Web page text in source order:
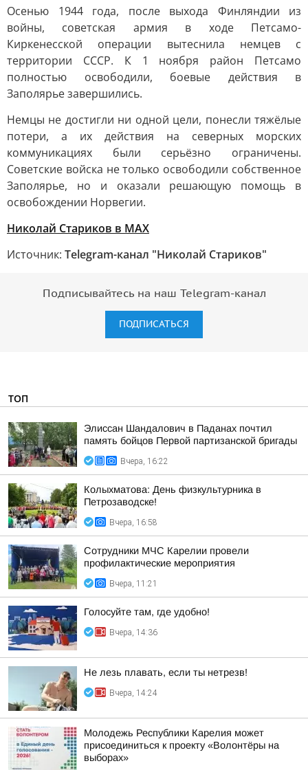
Осенью 1944 года, после выхода Финляндии из
войны, советская армия в ходе Петсамо-
Киркенесской операции вытеснила немцев с
территории СССР. К 1 ноября район Петсамо
полностью освободили, боевые действия в
Заполярье завершились.
Немцы не достигли ни одной цели, понесли тяжёлые
потери, а их действия на северных морских
коммуникациях были серьёзно ограничены.
Советские войска не только освободили собственное
Заполярье, но и оказали решающую помощь в
освобождении Норвегии.
Николай Стариков в MAX
Источник: Telegram-канал "Николай Стариков"
Подписывайтесь на наш Telegram-канал
ПОДПИСАТЬСЯ
ТОП
Элиссан Шандалович в Паданах почтил
память бойцов Первой партизанской бригады
Вчера, 16:22
Колыхматова: День физкультурника в
Петрозаводске!
Вчера, 16:58
Сотрудники МЧС Карелии провели
профилактические мероприятия
Вчера, 11:21
Голосуйте там, где удобно!
Вчера, 14:36
Не лезь плавать, если ты нетрезв!
Вчера, 14:24
Молодежь Республики Карелия может
присоединиться к проекту «Волонтёры на
выборах»